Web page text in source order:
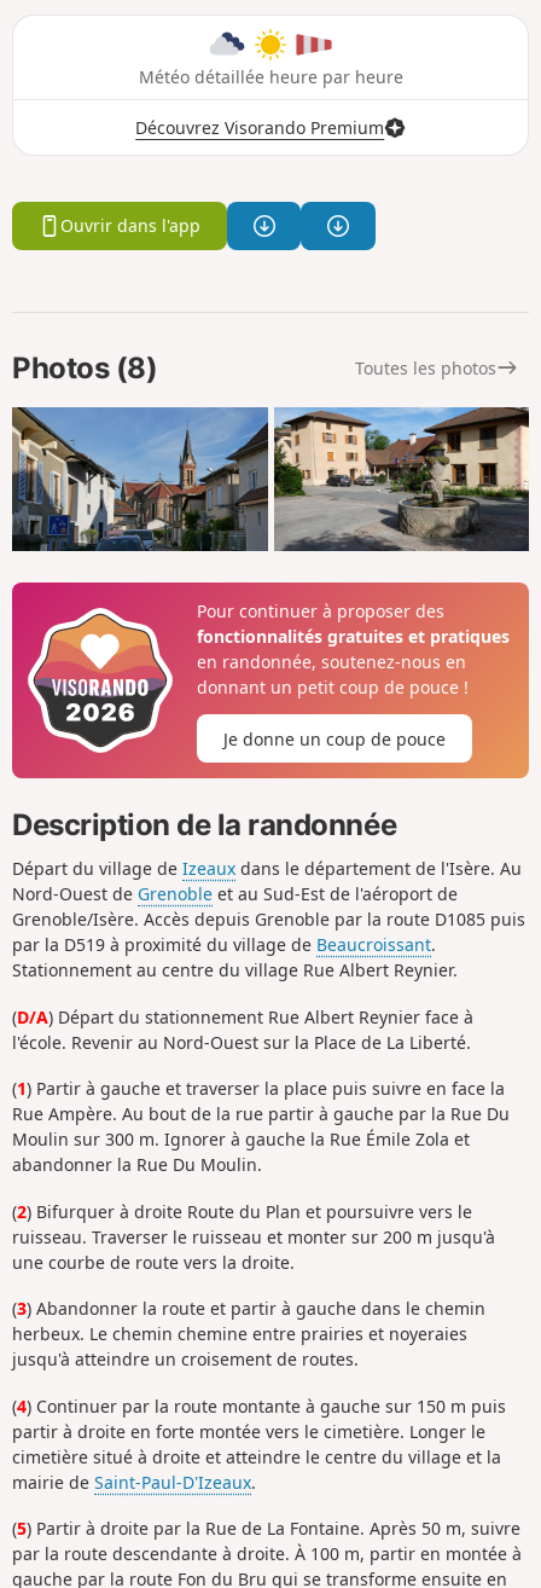
Météo détaillée heure par heure
Découvrez Visorando Premium
Ouvrir dans l'app
Photos (8) Toutes les photos
Pour continuer à proposer des
fonctionnalités gratuites et pratiques
en randonnée, soutenez-nous en
donnant un petit coup de pouce !
Je donne un coup de pouce
Description de la randonnée
Départ du village de Izeaux dans le département de l'Isère. Au
Nord-Ouest de Grenoble et au Sud-Est de l'aéroport de
Grenoble/Isère. Accès depuis Grenoble par la route D1085 puis
par la D519 à proximité du village de Beaucroissant.
Stationnement au centre du village Rue Albert Reynier.
(D/A) Départ du stationnement Rue Albert Reynier face à
l'école. Revenir au Nord-Ouest sur la Place de La Liberté.
(1) Partir à gauche et traverser la place puis suivre en face la
Rue Ampère. Au bout de la rue partir à gauche par la Rue Du
Moulin sur 300 m. Ignorer à gauche la Rue Émile Zola et
abandonner la Rue Du Moulin.
(2) Bifurquer à droite Route du Plan et poursuivre vers le
ruisseau. Traverser le ruisseau et monter sur 200 m jusqu'à
une courbe de route vers la droite.
(3) Abandonner la route et partir à gauche dans le chemin
herbeux. Le chemin chemine entre prairies et noyeraies
jusqu'à atteindre un croisement de routes.
(4) Continuer par la route montante à gauche sur 150 m puis
partir à droite en forte montée vers le cimetière. Longer le
cimetière situé à droite et atteindre le centre du village et la
mairie de Saint-Paul-D'Izeaux.
(5) Partir à droite par la Rue de La Fontaine. Après 50 m, suivre
par la route descendante à droite. À 100 m, partir en montée à
gauche par la route Fon du Bru qui se transforme ensuite en